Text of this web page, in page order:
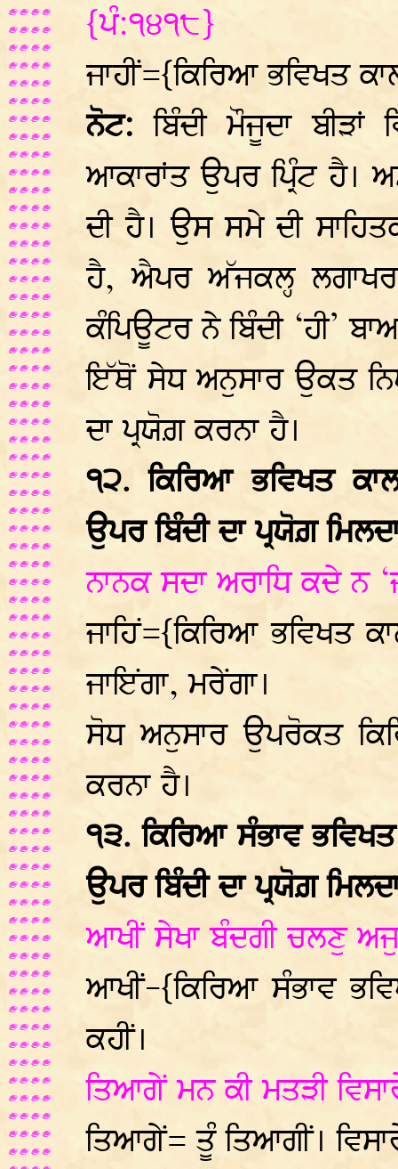
{ਪੰ:੧੪੧੮}
ਜਾਹੀਂ={ਕਿਰਿਆ ਭਵਿਖਤ
ਨੋਟ: ਬਿੰਦੀ ਮੌਜੂਦਾ ਬੀੜਾਂ
ਆਕਾਰਾਂਤ ਉਪਰ ਪ੍ਰਿੰਟ ਹੈ।
ਦੀ ਹੈ। ਉਸ ਸਮੇ ਦੀ
ਹੈ, ਐਪਰ ਅੱਜਕਲ੍ਹ
ਕੰਪਿਊਟਰ ਨੇ ਬਿੰਦੀ ‘ਹੀ’
ਇੱਥੋਂ ਸੇਧ ਅਨੁਸਾਰ ਉਕਤ
ਦਾ ਪ੍ਰਯੋਗ਼ ਕਰਨਾ ਹੈ।
੧੨. ਕਿਰਿਆ ਭਵਿਖਤ
ਉਪਰ ਬਿੰਦੀ ਦਾ ਪ੍ਰਯੋਗ਼
ਨਾਨਕ ਸਦਾ ਅਰਾਧਿ ਕਦੇ ਨ
ਜਾਹਿਂ={ਕਿਰਿਆ ਭਵਿਖਤ
ਜਾਇਂਗਾ, ਮਰੇਂਗਾ।
ਸੋਧ ਅਨੁਸਾਰ ਉਪਰੋਕਤ
ਕਰਨਾ ਹੈ।
੧੩. ਕਿਰਿਆ ਸੰਭਾਵ
ਉਪਰ ਬਿੰਦੀ ਦਾ ਪ੍ਰਯੋਗ਼
ਆਖੀਂ ਸੇਖਾ ਬੰਦਗੀ ਚਲਣੁ
ਆਖੀਂ-{ਕਿਰਿਆ ਸੰਭਾਵ
ਕਹੀਂ।
ਤਿਆਗੇਂ ਮਨ ਕੀ ਮਤੜੀ
ਤਿਆਗੇਂ= ਤੂੰ ਤਿਆਗੀਂ।